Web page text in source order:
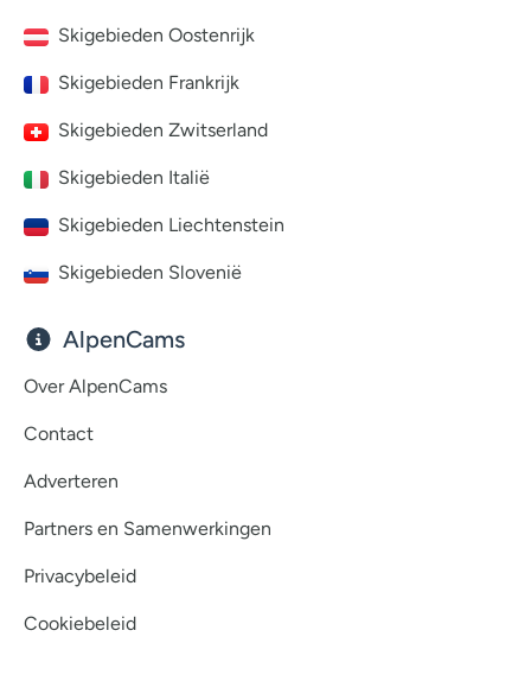
Skigebieden Oostenrijk
Skigebieden Frankrijk
Skigebieden Zwitserland
Skigebieden Italië
Skigebieden Liechtenstein
Skigebieden Slovenië
AlpenCams
Over AlpenCams
Contact
Adverteren
Partners en Samenwerkingen
Privacybeleid
Cookiebeleid